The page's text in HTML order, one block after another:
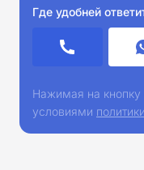
Где удобней
Нажимая на кнопку
условиями